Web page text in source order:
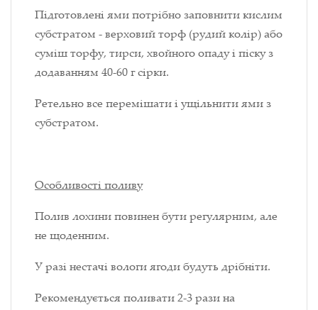
Підготовлені ями потрібно заповнити кислим
субстратом - верховий торф (рудий колір) або
суміш торфу, тирси, хвойного опаду і піску з
додаванням 40-60 г сірки.
Ретельно все перемішати і ущільнити ями з
субстратом.
Особливості поливу
Полив лохини повинен бути регулярним, але
не щоденним.
У разі нестачі вологи ягоди будуть дрібніти.
Рекомендується поливати 2-3 рази на